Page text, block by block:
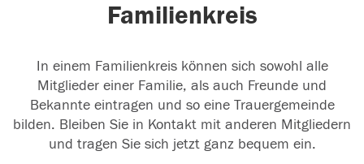
Familienkreis
In einem Familienkreis können sich sowohl alle
Mitglieder einer Familie, als auch Freunde und
Bekannte eintragen und so eine Trauergemeinde
bilden. Bleiben Sie in Kontakt mit anderen Mitgliedern
und tragen Sie sich jetzt ganz bequem ein.